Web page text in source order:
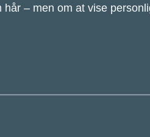
– men om at vise